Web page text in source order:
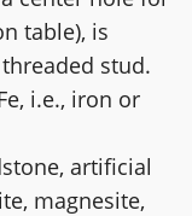
table), is
stud.
i.e., iron or
artificial
magnesite,